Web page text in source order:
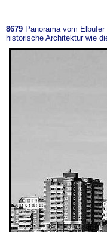
8679 Panorama vom
historische Architektur wie